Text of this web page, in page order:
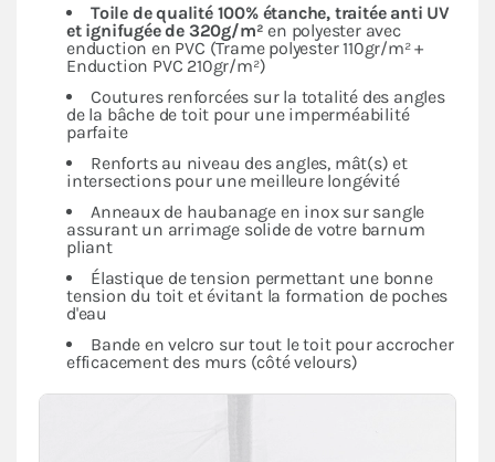
Toile de qualité 100% étanche, traitée anti UV
et ignifugée de 320g/m² en polyester avec
enduction en PVC (Trame polyester 110gr/m² +
Enduction PVC 210gr/m²)
Coutures renforcées sur la totalité des angles
de la bâche de toit pour une imperméabilité
parfaite
Renforts au niveau des angles, mât(s) et
intersections pour une meilleure longévité
Anneaux de haubanage en inox sur sangle
assurant un arrimage solide de votre barnum
pliant
Élastique de tension permettant une bonne
tension du toit et évitant la formation de poches
d'eau
Bande en velcro sur tout le toit pour accrocher
efficacement des murs (côté velours)